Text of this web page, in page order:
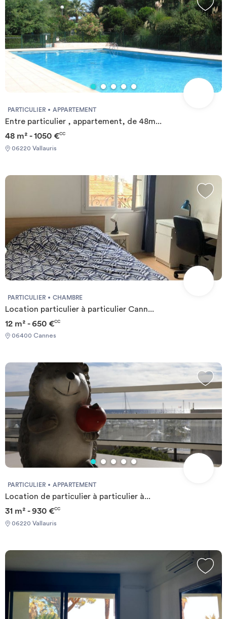
PARTICULIER APPARTEMENT
Entre particulier , appartement, de 48m...
48 m² - 1050 €CC
06220 Vallauris
PARTICULIER CHAMBRE
Location particulier à particulier Cann...
12 m² - 650 €CC
06400 Cannes
PARTICULIER APPARTEMENT
Location de particulier à particulier à...
31 m² - 930 €CC
06220 Vallauris